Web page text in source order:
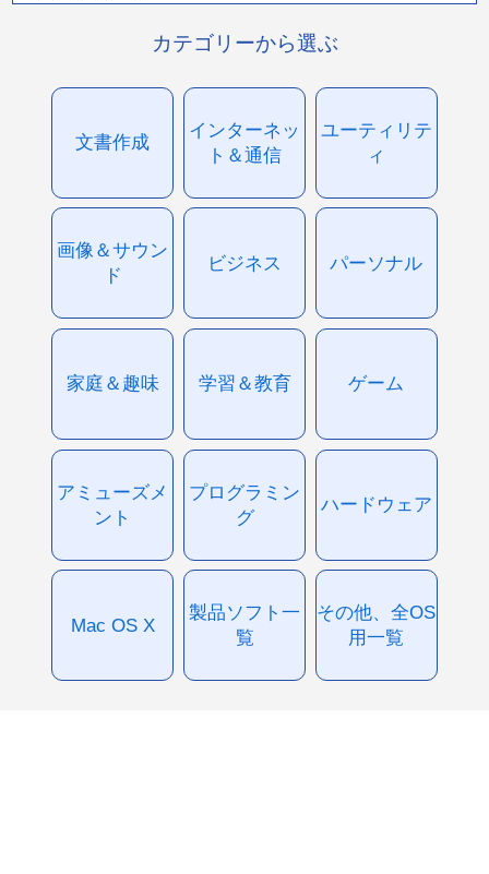
カテゴリーから選ぶ
文書作成
インターネッ
ト＆通信
ユーティリテ
ィ
画像＆サウン
ド
ビジネス パーソナル
家庭＆趣味 学習＆教育 ゲーム
アミューズメ
ント
プログラミン
グ
ハードウェア
Mac OS X
製品ソフト一
覧
その他、全OS
用一覧